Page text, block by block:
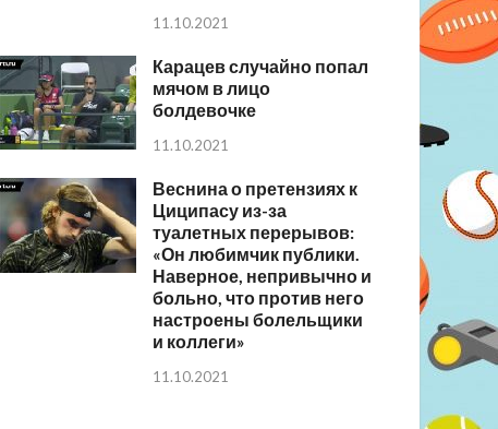
11.10.2021
Карацев случайно попал
мячом в лицо
болдевочке
11.10.2021
Веснина о претензиях к
Циципасу из-за
туалетных перерывов:
«Он любимчик публики.
Наверное, непривычно и
больно, что против него
настроены болельщики
и коллеги»
11.10.2021